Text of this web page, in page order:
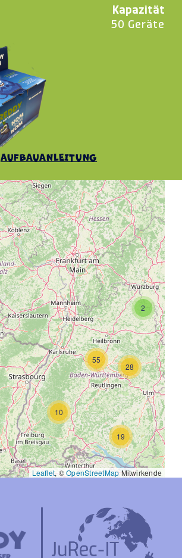
Kapazität
50 Geräte
AUFBAUANLEITUNG
19
2
28
10
55
Leaflet, ©OpenStreetMapMitwirkende